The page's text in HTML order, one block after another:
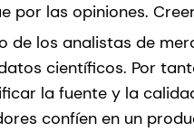
por las opiniones.
de los analistas de
científicos. Por
la fuente y la
confíen en un